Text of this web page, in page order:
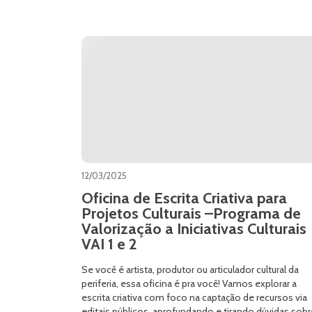
12/03/2025
Oficina de Escrita Criativa para
Projetos Culturais –Programa de
Valorização a Iniciativas Culturais
VAI 1 e 2
Se você é artista, produtor ou articulador cultural da
periferia, essa oficina é pra você! Vamos explorar a
escrita criativa com foco na captação de recursos via